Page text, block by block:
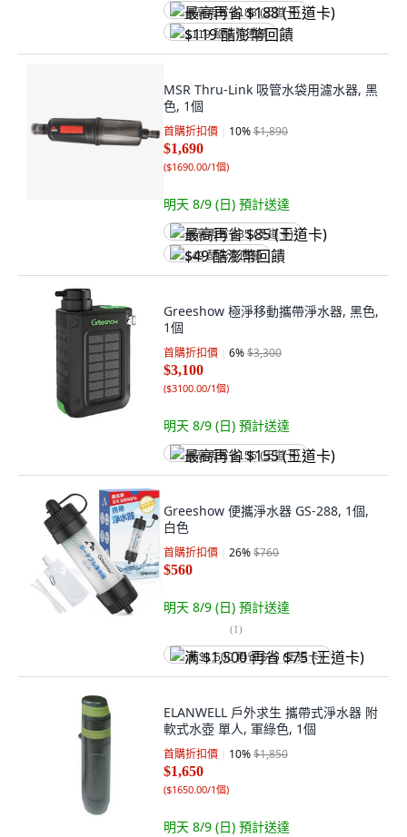
最高再省 $188 (王道卡)
$119 酷澎幣回饋
MSR Thru-Link 吸管水袋用濾水器, 黑
色, 1個
首購折扣價 10%$1,890
$1,690
($1690.00/1個)
明天 8/9 (日) 預計送達
最高再省 $85 (王道卡)
$49 酷澎幣回饋
Greeshow 極淨移動攜帶淨水器, 黑色,
1個
首購折扣價 6%$3,300
$3,100
($3100.00/1個)
明天 8/9 (日) 預計送達
最高再省 $155 (王道卡)
Greeshow 便攜淨水器 GS-288, 1個,
白色
首購折扣價 26%$760
$560
明天 8/9 (日) 預計送達
(1)
满 $1,500 再省 $75 (王道卡)
ELANWELL 戶外求生 攜帶式淨水器 附
軟式水壺 單人, 軍綠色, 1個
首購折扣價 10%$1,850
$1,650
($1650.00/1個)
明天 8/9 (日) 預計送達